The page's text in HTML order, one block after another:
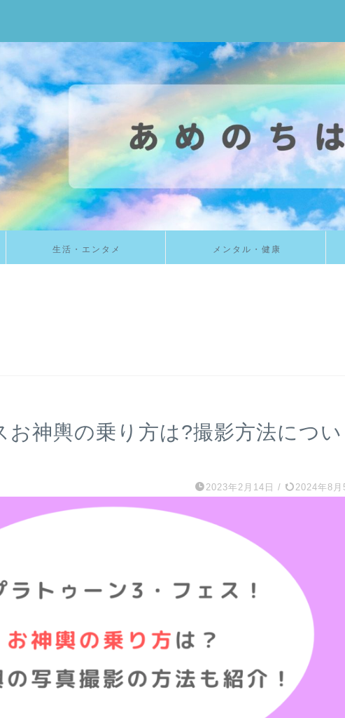
生活・エンタメ メンタル・健康
お神輿の乗り方は?撮影方法につい
2023年2月14日 / 2024年8月